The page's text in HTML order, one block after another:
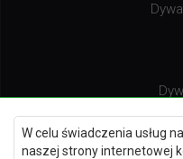
W celu świadczenia usług
naszej strony internetowej